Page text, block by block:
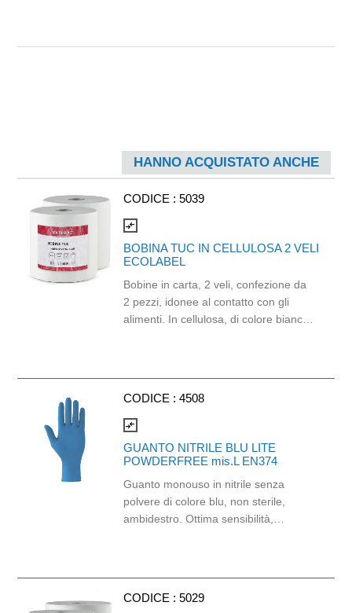
HANNO ACQUISTATO ANCHE
CODICE : 5039
compare_arrows
BOBINA TUC IN CELLULOSA 2 VELI
ECOLABEL
Bobine in carta, 2 veli, confezione da
2 pezzi, idonee al contatto con gli
alimenti. In cellulosa, di colore bianco
CODICE : 4508
compare_arrows
GUANTO NITRILE BLU LITE
POWDERFREE mis.L EN374
Guanto monouso in nitrile senza
polvere di colore blu, non sterile,
ambidestro. Ottima sensibilità,
(EU) 2016/425) Adatti al contatto con
CODICE : 5029